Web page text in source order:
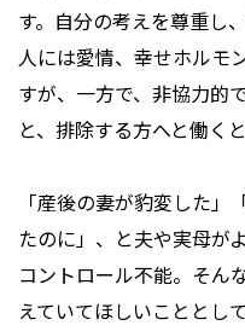
す。自分の考えを尊重し
人には愛情、幸せホルモ
すが、一方で、非協力的
と、排除する方へと働く
「産後の妻が豹変した
たのに」、と夫や実母が
コントロール不能。そん
えていてほしいこととし